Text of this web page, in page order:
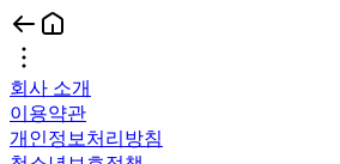
회사 소개
이용약관
개인정보처리방침